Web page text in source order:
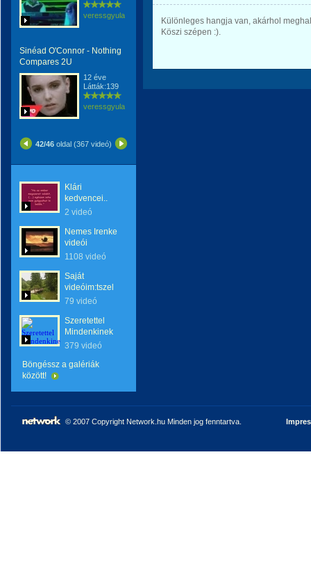
veressgyula
Sinéad O'Connor - Nothing
Compares 2U
12 éve
Látták:139
veressgyula
42/46 oldal (367 videó)
Klári
kedvencei..
2 videó
Nemes Irenke
videói
1108 videó
Saját
videóim:tszel
79 videó
Szeretettel
Mindenkinek
379 videó
Böngéssz a galériák
között!
Különleges hangja van, akárhol
Köszi szépen :).
© 2007 Copyright Network.hu Minden jog fenntartva.